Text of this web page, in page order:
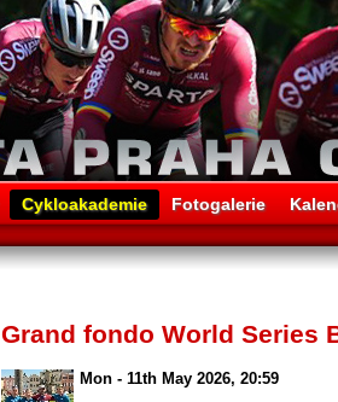
Cykloakademie Fotogalerie
Grand fondo World Series
Mon - 11th May 2026, 20:59